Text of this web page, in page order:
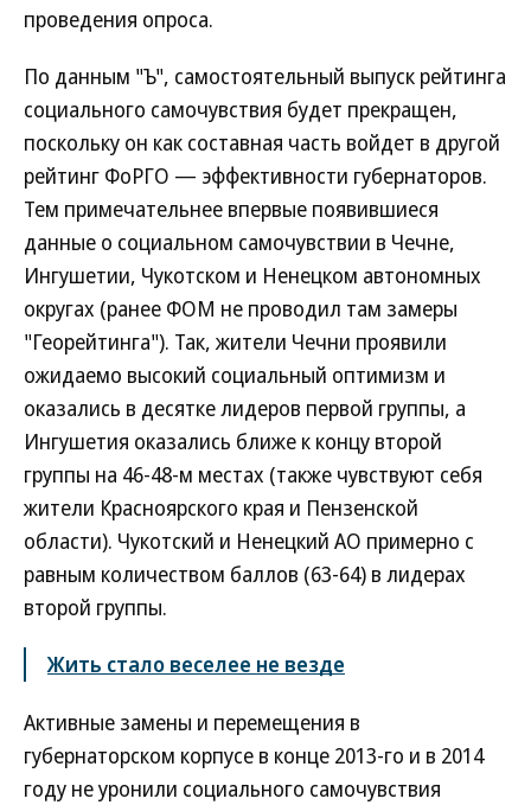
проведения опроса.
По данным "Ъ", самостоятельный выпуск рейтинга
социального самочувствия будет прекращен,
поскольку он как составная часть войдет в другой
рейтинг ФоРГО — эффективности губернаторов.
Тем примечательнее впервые появившиеся
данные о социальном самочувствии в Чечне,
Ингушетии, Чукотском и Ненецком автономных
округах (ранее ФОМ не проводил там замеры
"Георейтинга"). Так, жители Чечни проявили
ожидаемо высокий социальный оптимизм и
оказались в десятке лидеров первой группы, а
Ингушетия оказались ближе к концу второй
группы на 46-48-м местах (также чувствуют себя
жители Красноярского края и Пензенской
области). Чукотский и Ненецкий АО примерно с
равным количеством баллов (63-64) в лидерах
второй группы.
Жить стало веселее не везде
Активные замены и перемещения в
губернаторском корпусе в конце 2013-го и в 2014
году не уронили социального самочувствия